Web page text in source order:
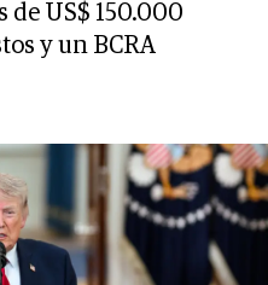
de US$ 150.000
y un BCRA